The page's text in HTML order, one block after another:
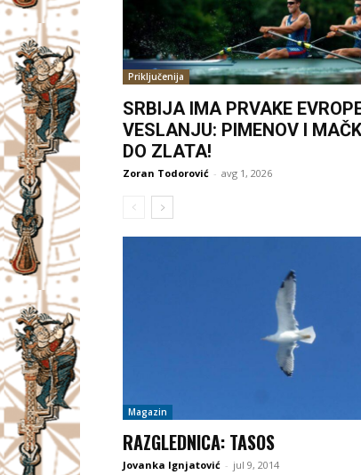
Priključenija
SRBIJA IMA PRVAKE
VESLANJU: PIMENOV I
DO ZLATA!
Zoran Todorović - avg 1, 2026
Magazin
RAZGLEDNICA: TASOS
Jovanka Ignjatović - jul 9, 2014